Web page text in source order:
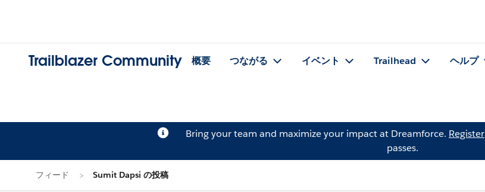
Trailblazer Community 概要 つながる イベント Trailhead ヘルプ
Bring your team and maximize your impact at Dreamforce. Register
passes.
フィード Sumit Dapsi の投稿